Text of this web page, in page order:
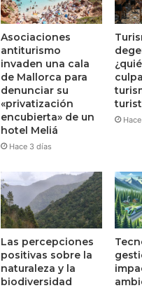
Asociaciones
antiturismo
invaden una cala
de Mallorca para
denunciar su
«privatización
encubierta» de un
hotel Meliá
Hace 3 días
Las percepciones
positivas sobre la
naturaleza y la
biodiversidad